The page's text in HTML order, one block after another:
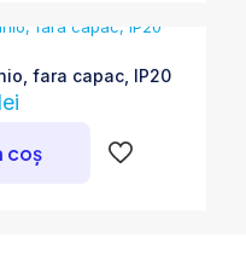
fara capac, IP20
lei
coș